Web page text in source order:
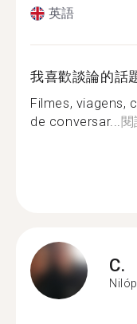
英語
我喜歡談論的話
Filmes, viagens,
de conversar...閱
C.